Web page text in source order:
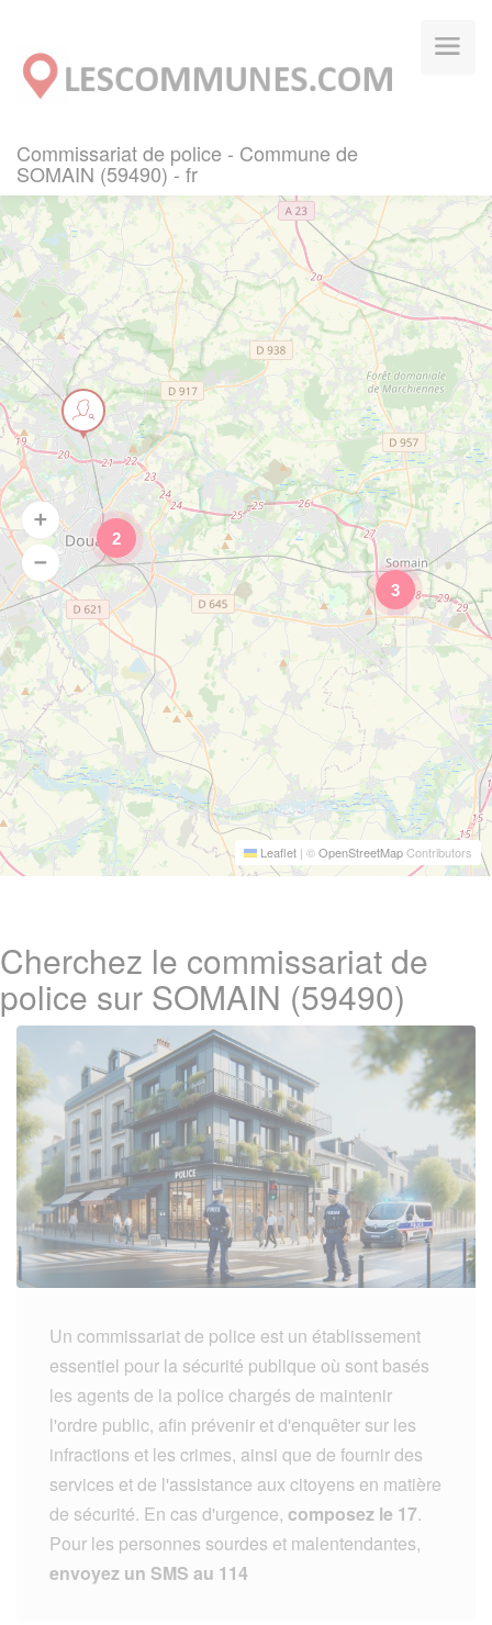
Commissariat de police - Commune de
SOMAIN (59490) - fr
3
2
Leaflet | ©OpenStreetMapContributors
Cherchez le commissariat de
police sur SOMAIN (59490)
Un commissariat de police est un établissement
essentiel pour la sécurité publique où sont basés
les agents de la police chargés de maintenir
l'ordre public, afin prévenir et d'enquêter sur les
infractions et les crimes, ainsi que de fournir des
services et de l'assistance aux citoyens en matière
de sécurité. En cas d'urgence, composez le 17.
Pour les personnes sourdes et malentendantes,
envoyez un SMS au 114